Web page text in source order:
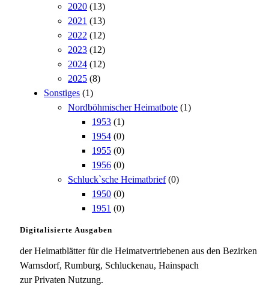
2020 (13)
2021 (13)
2022 (12)
2023 (12)
2024 (12)
2025 (8)
Sonstiges (1)
Nordböhmischer Heimatbote (1)
1953 (1)
1954 (0)
1955 (0)
1956 (0)
Schluck`sche Heimatbrief (0)
1950 (0)
1951 (0)
Digitalisierte Ausgaben
der Heimatblätter für die Heimatvertriebenen aus den Bezirken
Warnsdorf, Rumburg, Schluckenau, Hainspach
zur Privaten Nutzung.